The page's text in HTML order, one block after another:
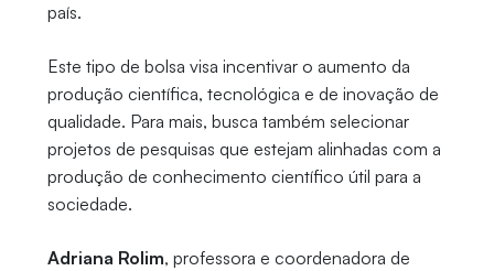
país.
Este tipo de bolsa visa incentivar o aumento da
produção científica, tecnológica e de inovação de
qualidade. Para mais, busca também selecionar
projetos de pesquisas que estejam alinhadas com a
produção de conhecimento científico útil para a
sociedade.
Adriana Rolim, professora e coordenadora de